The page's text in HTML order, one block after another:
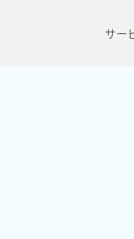
サー